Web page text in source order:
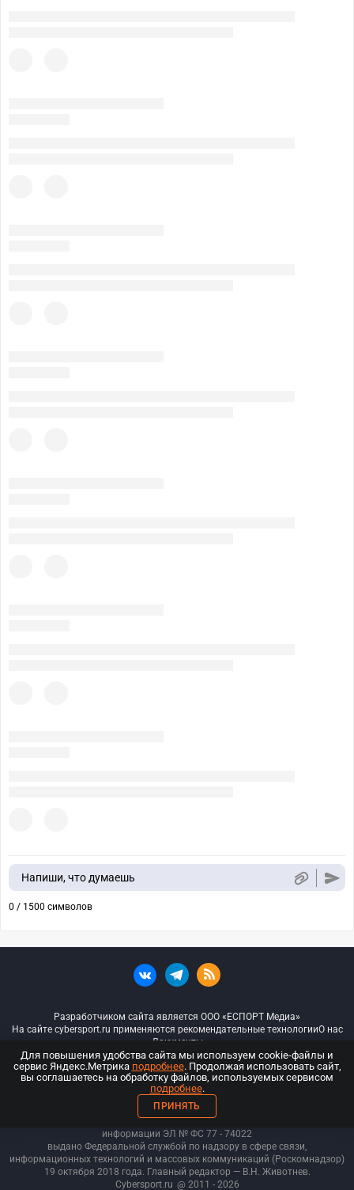
Напиши, что думаешь
0 / 1500 символов
Разработчиком сайта является ООО «ЕСПОРТ Медиа»
На сайте cybersport.ru применяются рекомендательные технологииО нас
Документы
© ООО «Киберспорт.ру» — Все права защищены
18+
ООО «Киберспорт.ру». Свидетельство о регистрации средств массовой
информации ЭЛ № ФС 77 - 74022
выдано Федеральной службой по надзору в сфере связи,
информационных технологий и массовых коммуникаций (Роскомнадзор)
19 октября 2018 года. Главный редактор — В.Н. Животнев.
Cybersport.ru @ 2011 - 2026
Для повышения удобства сайта мы используем cookie-файлы и
сервис Яндекс.Метрика подробнее. Продолжая использовать сайт,
вы соглашаетесь на обработку файлов, используемых сервисом
подробнее.
ПРИНЯТЬ